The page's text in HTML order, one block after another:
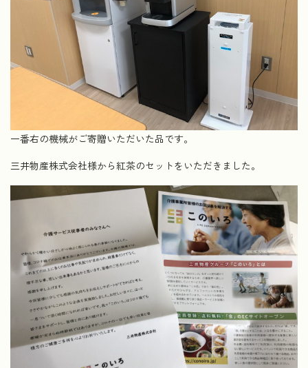
一番右の機械がご寄贈いただいた品です。
三井物産株式会社様から紅茶のセットをいただきました。